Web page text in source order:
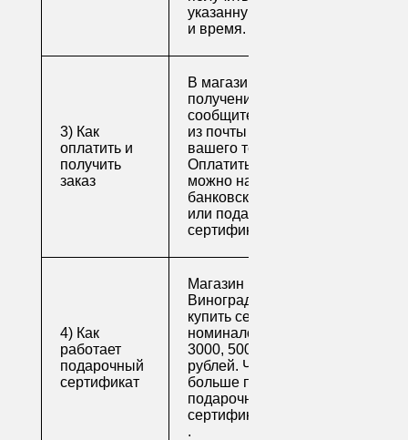
указанную вами дату
и время.
3) Как
оплатить и
получить
заказ
В магазине для
получения заказа
сообщите его номер
из почты или номер
вашего телефона.
Оплатить заказ
можно наличными,
банковской картой
или подарочным
сертификатом.
4) Как
работает
подарочный
сертификат
Магазин напитков
Виноград предлагает
купить сертификаты
номиналом 500, 1000,
3000, 5000 и 10000
рублей. Читайте
больше про
подарочные
сертификаты
.